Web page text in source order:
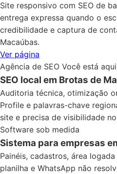
Site responsivo com SEO de
entrega expressa quando o
credibilidade e captura de
Macaúbas.
Ver página
Agência de SEO Você está aqui
SEO local em Brotas de
Auditoria técnica, otimização
Profile e palavras-chave
site e precisa de visibilidade
Software sob medida
Sistema para empresas
Painéis, cadastros, área
planilha e WhatsApp não